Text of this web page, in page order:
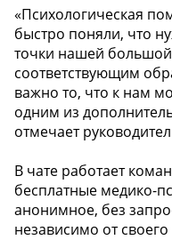
«Психологическая
быстро поняли, что
точки нашей большой
соответствующим
важно то, что к нам
одним из
отмечает
В чате работает
бесплатные медико-
анонимное, без
независимо от